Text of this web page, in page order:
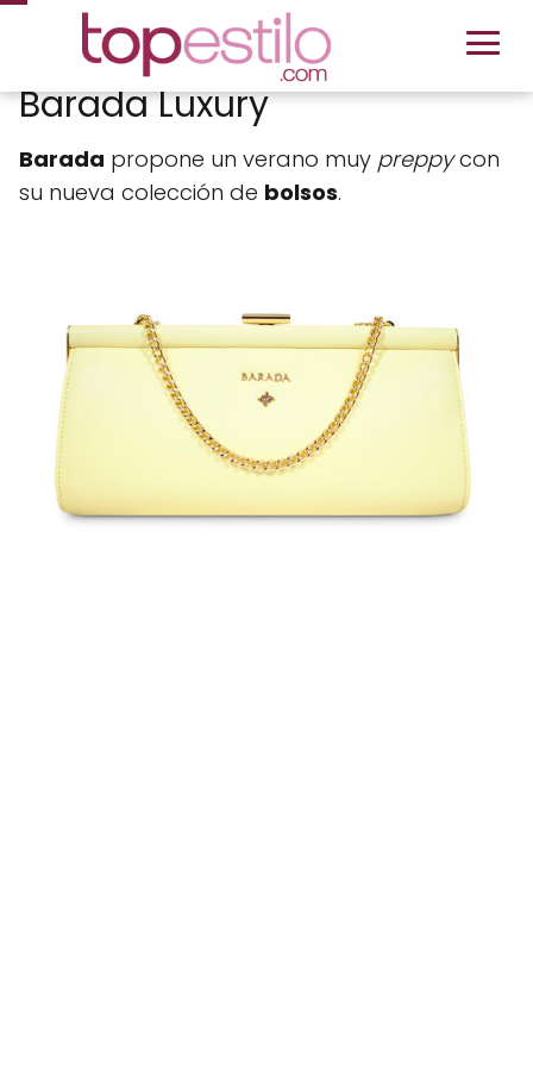
Barada Luxury
Barada propone un verano muy preppycon
su nueva colección de bolsos.